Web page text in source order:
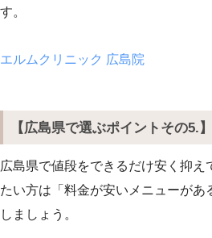
す。
エルムクリニック 広島院
【広島県で選ぶポイントその5.
広島県で値段をできるだけ安く抑
たい方は「料金が安いメニューがあ
しましょう。